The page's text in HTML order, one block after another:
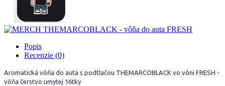
Popis
Recenzie (0)
Aromatická vôňa do auta s podtlačou THEMARCOBLACK vo vôni FRESH -
vôňa čerstvo umytej 16tky